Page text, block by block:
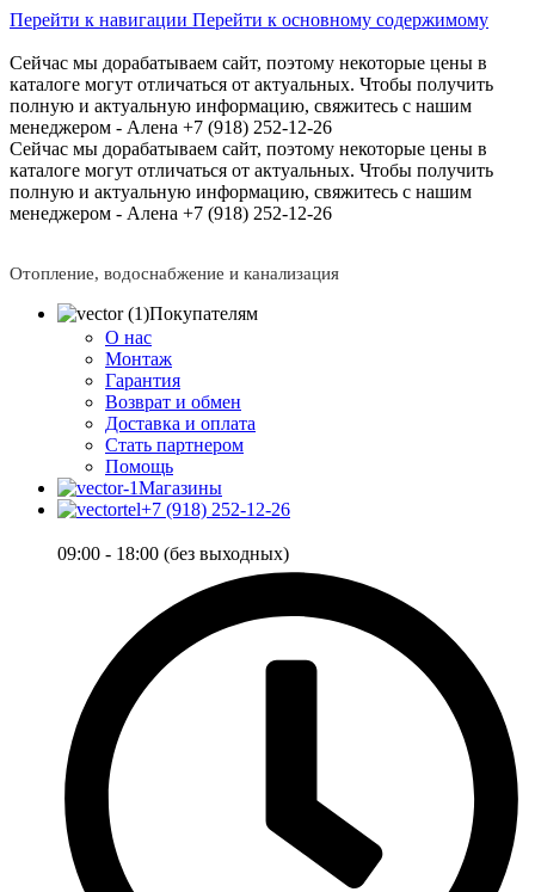
Перейти к навигации Перейти к основному содержимому
Сейчас мы дорабатываем сайт, поэтому некоторые цены в
каталоге могут отличаться от актуальных. Чтобы получить
полную и актуальную информацию, свяжитесь с нашим
менеджером - Алена +7 (918) 252-12-26
Сейчас мы дорабатываем сайт, поэтому некоторые цены в
каталоге могут отличаться от актуальных. Чтобы получить
полную и актуальную информацию, свяжитесь с нашим
менеджером - Алена +7 (918) 252-12-26
Отопление, водоснабжение и канализация
Покупателям
О нас
Монтаж
Гарантия
Возврат и обмен
Доставка и оплата
Стать партнером
Помощь
Магазины
+7 (918) 252-12-26
09:00 - 18:00 (без выходных)